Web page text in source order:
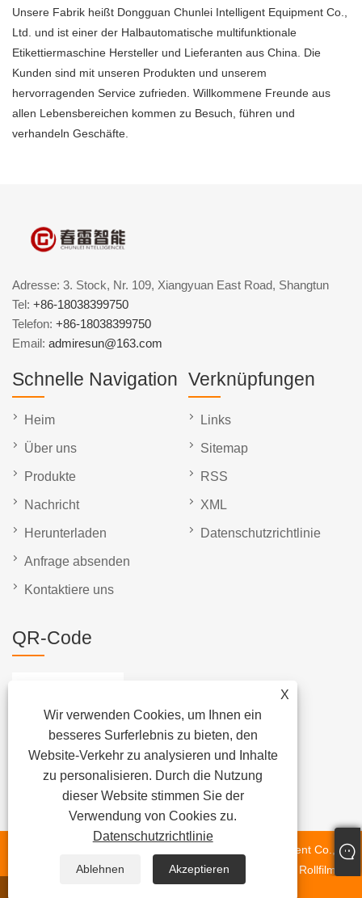
Unsere Fabrik heißt Dongguan Chunlei Intelligent Equipment Co.,
Ltd. und ist einer der Halbautomatische multifunktionale
Etikettiermaschine Hersteller und Lieferanten aus China. Die
Kunden sind mit unseren Produkten und unserem
hervorragenden Service zufrieden. Willkommene Freunde aus
allen Lebensbereichen kommen zu Besuch, führen und
verhandeln Geschäfte.
X
Wir verwenden Cookies, um Ihnen ein
besseres Surferlebnis zu bieten, den
Website-Verkehr zu analysieren und Inhalte
zu personalisieren. Durch die Nutzung
dieser Website stimmen Sie der
Verwendung von Cookies zu.
Datenschutzrichtlinie
Ablehnen Akzeptieren
Adresse: 3. Stock, Nr. 109, Xiangyuan East Road, Shangtun
Tel: +86-18038399750
Telefon: +86-18038399750
Email: admiresun@163.com
Schnelle Navigation
Heim
Über uns
Produkte
Nachricht
Herunterladen
Anfrage absenden
Kontaktiere uns
Verknüpfungen
Links
Sitemap
RSS
XML
Datenschutzrichtlinie
QR-Code
Copyright © 2023 Dongguan Chunlei Intelligent Equipment Co.,
Ltd. – Bandmaschine, automatische Etikettiermaschine, Rollfilm-